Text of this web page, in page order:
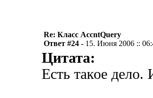
Re: Класс AccntQuery
Ответ #24 - 15. Июня 2006 ::
Цитата:
Есть такое дело.